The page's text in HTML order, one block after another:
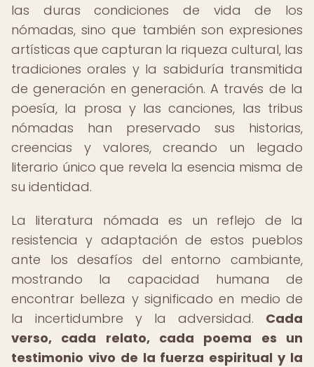
las duras condiciones de vida de los
nómadas, sino que también son expresiones
artísticas que capturan la riqueza cultural, las
tradiciones orales y la sabiduría transmitida
de generación en generación. A través de la
poesía, la prosa y las canciones, las tribus
nómadas han preservado sus historias,
creencias y valores, creando un legado
literario único que revela la esencia misma de
su identidad.
La literatura nómada es un reflejo de la
resistencia y adaptación de estos pueblos
ante los desafíos del entorno cambiante,
mostrando la capacidad humana de
encontrar belleza y significado en medio de
la incertidumbre y la adversidad. Cada
verso, cada relato, cada poema es un
testimonio vivo de la fuerza espiritual y la